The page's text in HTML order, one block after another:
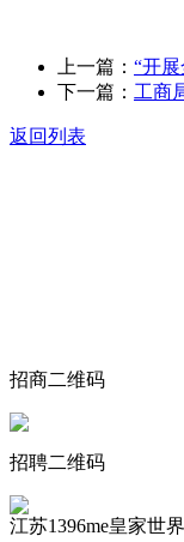
上一篇： “开
下一篇： 工商
返回列表
招商二维码
招聘二维码
江苏1396me皇家世